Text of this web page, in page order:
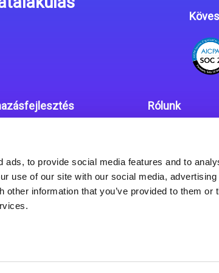
ads, to provide social media features and to
use of our site with our social media, advertising
information that you’ve provided to them or
Web Alkalmazás
Rólunk